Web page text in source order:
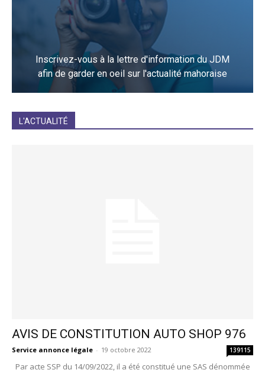
Inscrivez-vous à la lettre d'information du JDM
afin de garder en oeil sur l'actualité mahoraise
L'ACTUALITÉ
AVIS DE CONSTITUTION AUTO SHOP 976
Service annonce légale - 19 octobre 2022 139115
Par acte SSP du 14/09/2022, il a été constitué une SAS dénommée